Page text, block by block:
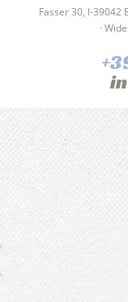
Fasser 30, I-39042
·